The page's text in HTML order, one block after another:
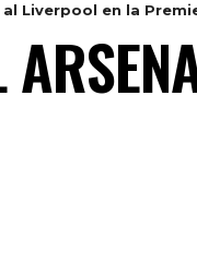
al Liverpool en la